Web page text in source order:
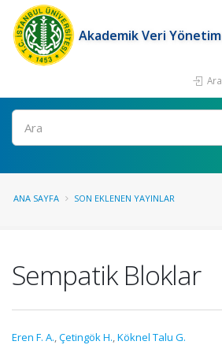
Akademik Veri
Ara
ANA SAYFA SON EKLENEN YAYINLAR
Sempatik Bloklar
Eren F. A.,Çetingök H.,Köknel Talu G.